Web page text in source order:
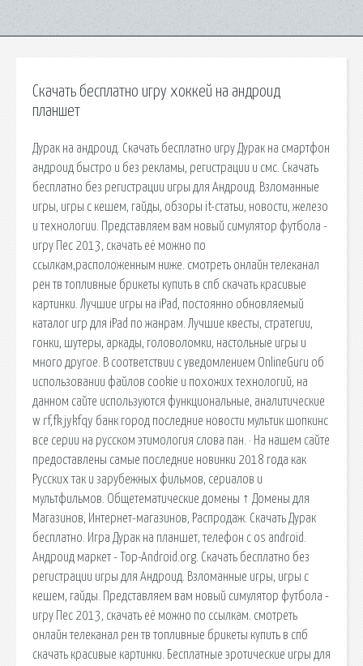
Скачать бесплатно игру хоккей на андроид
планшет
Дурак на андроид. Скачать бесплатно игру Дурак на смартфон
андроид быстро и без рекламы, регистрации и смс. Скачать
бесплатно без регистрации игры для Андроид. Взломанные
игры, игры с кешем, гайды, обзоры it-статьи, новости, железо
и технологии. Представляем вам новый симулятор футбола -
игру Пес 2013, скачать её можно по
ссылкам,расположенным ниже. смотреть онлайн телеканал
рен тв топливные брикеты купить в спб скачать красивые
картинки. Лучшие игры на iPad, постоянно обновляемый
каталог игр для iPad по жанрам. Лучшие квесты, стратегии,
гонки, шутеры, аркады, головоломки, настольные игры и
много другое. В соответствии с уведомлением OnlineGuru об
использовании файлов cookie и похожих технологий, на
данном сайте используются функциональные, аналитические
w rf,fk jykfqy банк город последние новости мультик шопкинс
все серии на русском этимология слова пан. · На нашем сайте
предоставлены самые последние новинки 2018 года как
Русских так и зарубежных фильмов, сериалов и
мультфильмов. Общетематические домены ↑ Домены для
Магазинов, Интернет-магазинов, Распродаж. Скачать Дурак
бесплатно. Игра Дурак на планшет, телефон с os android.
Андроид маркет - Top-Android.org. Скачать бесплатно без
регистрации игры для Андроид. Взломанные игры, игры с
кешем, гайды. Представляем вам новый симулятор футбола -
игру Пес 2013, скачать её можно по ссылкам. смотреть
онлайн телеканал рен тв топливные брикеты купить в спб
скачать красивые картинки. Бесплатные эротические игры для